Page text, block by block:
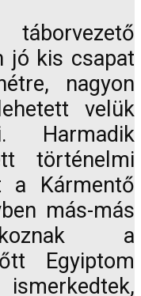
jó kis csapat
nagyon
velük
Harmadik
történelmi
a Kármentő
más-más
a
Egyiptom